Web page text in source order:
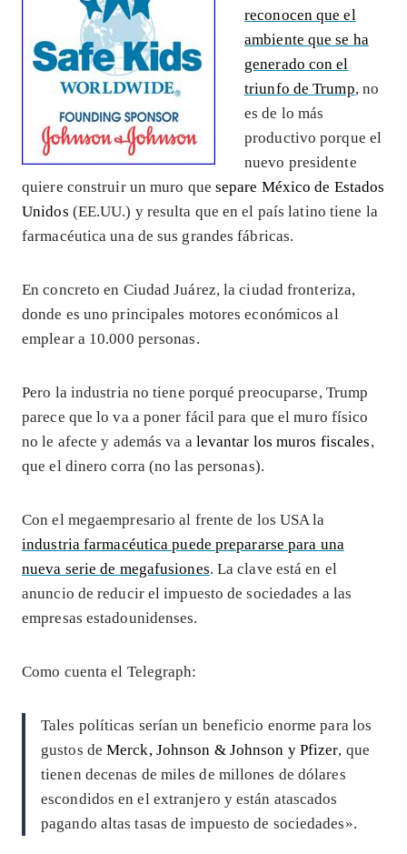
reconocen que el
ambiente que se ha
generado con el
triunfo de Trump, no
es de lo más
productivo porque el
nuevo presidente
quiere construir un muro que separe México de Estados
Unidos (EE.UU.) y resulta que en el país latino tiene la
farmacéutica una de sus grandes fábricas.
En concreto en Ciudad Juárez, la ciudad fronteriza,
donde es uno principales motores económicos al
emplear a 10.000 personas.
Pero la industria no tiene porqué preocuparse, Trump
parece que lo va a poner fácil para que el muro físico
no le afecte y además va a levantar los muros fiscales,
que el dinero corra (no las personas).
Con el megaempresario al frente de los USA la
industria farmacéutica puede prepararse para una
nueva serie de megafusiones. La clave está en el
anuncio de reducir el impuesto de sociedades a las
empresas estadounidenses.
Como cuenta el Telegraph:
Tales políticas serían un beneficio enorme para los
gustos deMerck, Johnson & Johnson y Pfizer, que
tienen decenas de miles de millones de dólares
escondidos en el extranjero y están atascados
pagando altas tasas de impuesto de sociedades».